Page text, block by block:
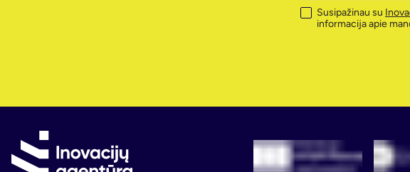
Susipažinau su
informacija apie